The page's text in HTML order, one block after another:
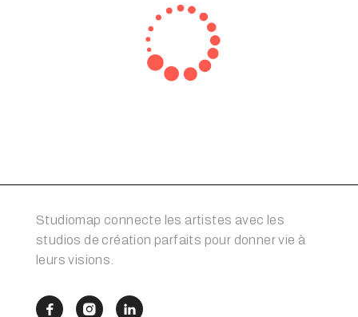
Studiomap connecte les artistes avec les
studios de création parfaits pour donner vie à
leurs visions.
  